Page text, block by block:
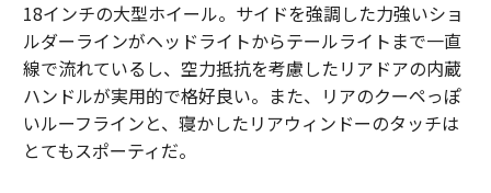
18インチの大型ホイール。サイドを強調した力強いショ
ルダーラインがヘッドライトからテールライトまで一直
線で流れているし、空力抵抗を考慮したリアドアの内蔵
ハンドルが実用的で格好良い。また、リアのクーペっぽ
いルーフラインと、寝かしたリアウィンドーのタッチは
とてもスポーティだ。